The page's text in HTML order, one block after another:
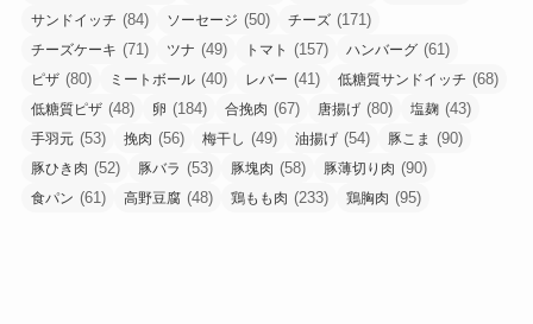
サンドイッチ (84) ソーセージ (50) チーズ (171)
チーズケーキ (71) ツナ (49) トマト (157) ハンバーグ (61)
ピザ (80) ミートボール (40) レバー (41) 低糖質サンドイッチ (68)
低糖質ピザ (48) 卵 (184) 合挽肉 (67) 唐揚げ (80) 塩麹 (43)
手羽元 (53) 挽肉 (56) 梅干し (49) 油揚げ (54) 豚こま (90)
豚ひき肉 (52) 豚バラ (53) 豚塊肉 (58) 豚薄切り肉 (90)
食パン (61) 高野豆腐 (48) 鶏もも肉 (233) 鶏胸肉 (95)